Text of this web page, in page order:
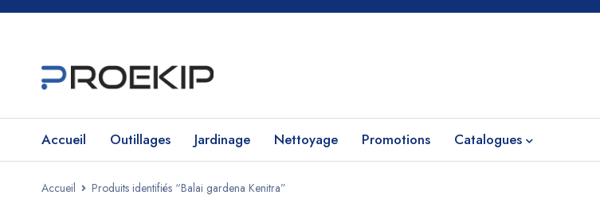
Accueil Outillages Jardinage Nettoyage Promotions Catalogues
Accueil Produits identifiés “Balai gardena Kenitra”